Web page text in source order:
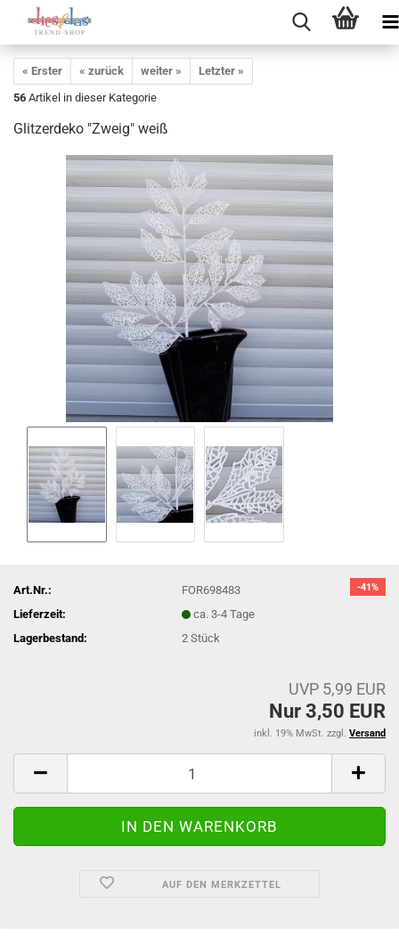
« Erster « zurück weiter »
Letzter »
56 Artikel in dieser Kategorie
Glitzerdeko "Zweig" weiß
-41%
Art.Nr.:
FOR698483
Lieferzeit:
ca. 3-4 Tage
Lagerbestand:
2Stück
UVP 5,99 EUR
Nur 3,50 EUR
inkl. 19% MwSt. zzgl. Versand
AUF DEN MERKZETTEL